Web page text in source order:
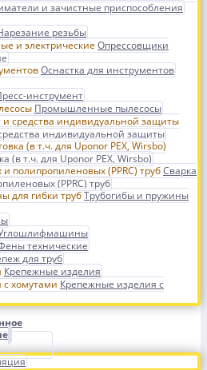
и зачистные приспособления
резьбы
Опрессовщики
Оснастка для инструментов
инструмент
Промышленные пылесосы
индивидуальной защиты
(в т.ч. для Uponor PEX, Wirsbo)
Сварка
(PPRC) труб
Трубогибы и пружины
технические
для труб
Крепежные изделия
Крепежные изделия с